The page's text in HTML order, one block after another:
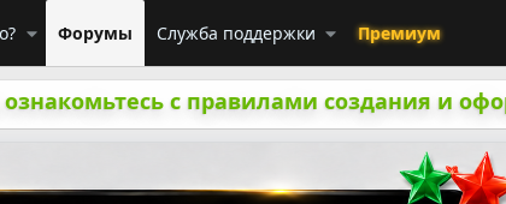
Форумы Служба поддержки Премиум
с правилами создания и